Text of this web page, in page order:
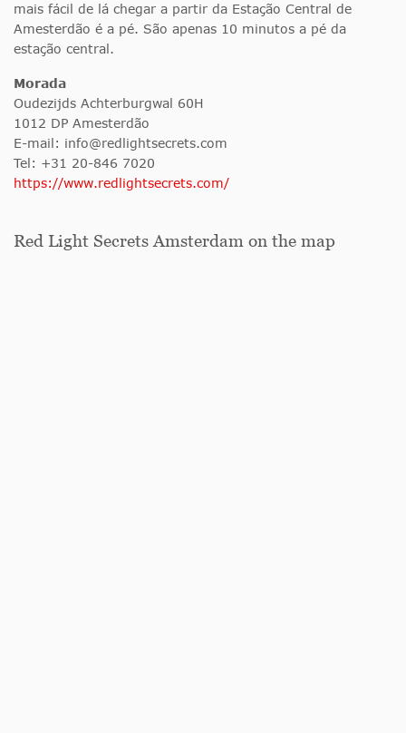
mais fácil de lá chegar a partir da Estação Central de
Amesterdão é a pé. São apenas 10 minutos a pé da
estação central.
Morada
Oudezijds Achterburgwal 60H
1012 DP Amesterdão
E-mail: info@redlightsecrets.com
Tel: +31 20-846 7020
https://www.redlightsecrets.com/
Red Light Secrets Amsterdam on the map